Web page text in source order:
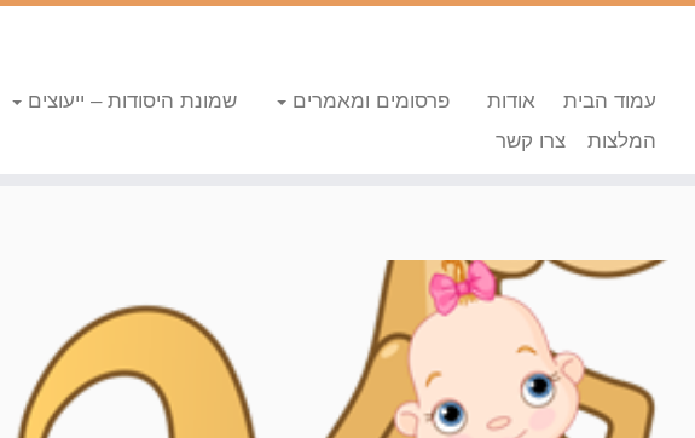
עמוד הבית אודות פרסומים ומאמרים שמונת היסודות – ייעוצים
המלצות
צרו קשר